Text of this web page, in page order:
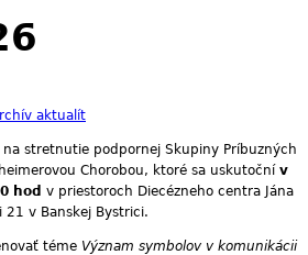
aktualít
na stretnutie podpornej Skupiny Príbuzných
Chorobou, ktoré sa uskutoční v
hod v priestoroch Diecézneho centra Jána
21 v Banskej Bystrici.
téme Význam symbolov v komunikácii